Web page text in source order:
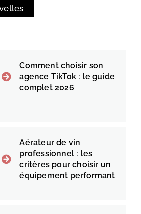
Comment choisir son
agence TikTok : le guide
complet 2026
Aérateur de vin
professionnel : les
critères pour choisir un
équipement performant